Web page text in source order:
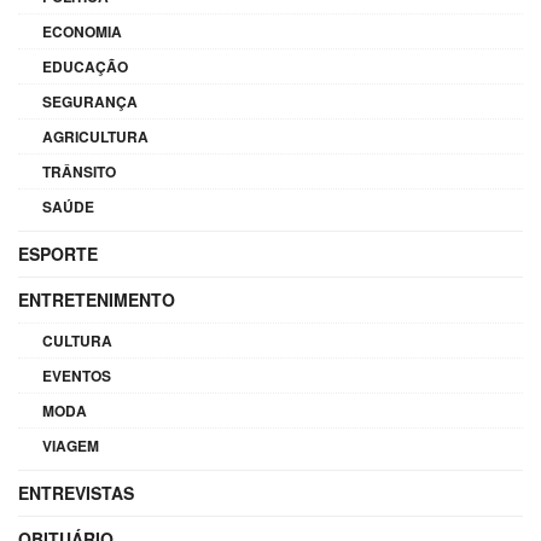
ECONOMIA
EDUCAÇÃO
SEGURANÇA
AGRICULTURA
TRÂNSITO
SAÚDE
ESPORTE
ENTRETENIMENTO
CULTURA
EVENTOS
MODA
VIAGEM
ENTREVISTAS